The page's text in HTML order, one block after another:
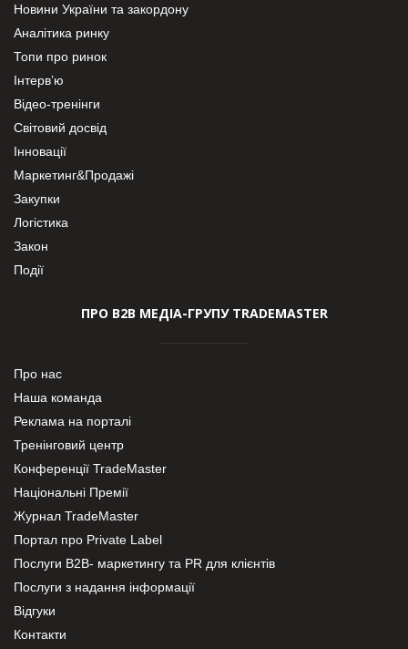
Новини України та закордону
Аналітика ринку
Топи про ринок
Інтерв’ю
Відео-тренінги
Світовий досвід
Інновації
Маркетинг&Продажі
Закупки
Логістика
Закон
Події
ПРО В2В МЕДІА-ГРУПУ TRADEMASTER
Про нас
Наша команда
Реклама на порталі
Тренінговий центр
Конференції TradeMaster
Національні Премії
Журнал TradeMaster
Портал про Private Label
Послуги В2В- маркетингу та PR для клієнтів
Послуги з надання інформації
Відгуки
Контакти